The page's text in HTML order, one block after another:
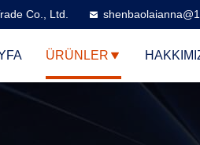
Co., Ltd.
ÜRÜNLER